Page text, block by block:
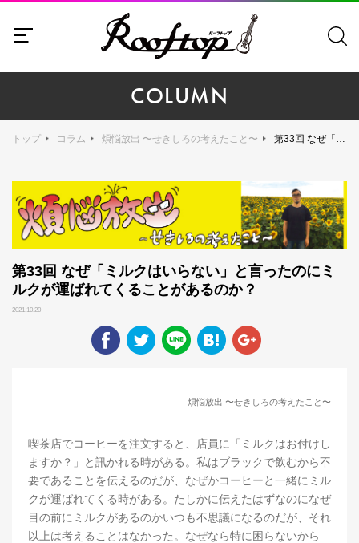
COLUMN
トップ コラム 煩悩放出 〜せきしろの考えたこと〜 第33回 なぜ「ミルクはいらない」と言ったのにミルクが運ばれてくることがあるのか？
第33回 なぜ「ミルクはいらない」と言ったのにミ
ルクが運ばれてくることがあるのか？
2021.10.20
煩悩放出 〜せきしろの考えたこと〜
喫茶店でコーヒーを注文すると、店員に「ミルクはお付けし
ますか？」と訊かれる時がある。私はブラックで飲むから不
要であることを伝えるのだが、なぜかコーヒーと一緒にミル
クが運ばれてくる時がある。たしかに伝えたはずなのになぜ
目の前にミルクがあるのかいつも不思議になるのだが、それ
以上は考えることはなかった。なぜなら特に困らないから